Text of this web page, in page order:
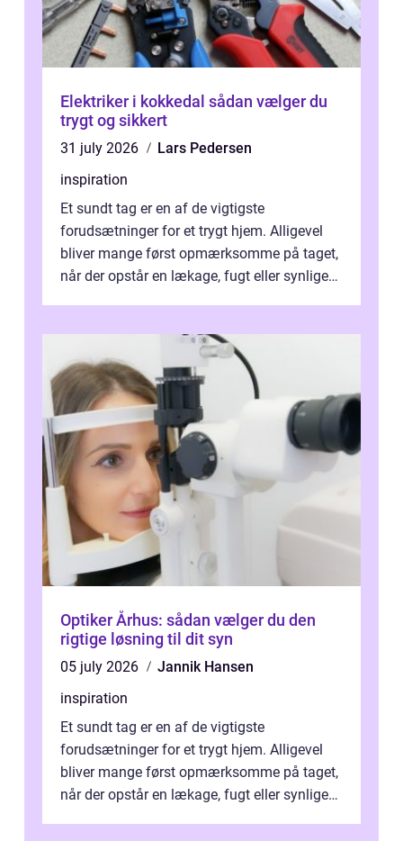
Elektriker i kokkedal sådan vælger du
trygt og sikkert
31 july 2026
Lars Pedersen
inspiration
Et sundt tag er en af de vigtigste
forudsætninger for et trygt hjem. Alligevel
bliver mange først opmærksomme på taget,
når der opstår en lækage, fugt eller synlige
Optiker Århus: sådan vælger du den
rigtige løsning til dit syn
05 july 2026
Jannik Hansen
inspiration
Et sundt tag er en af de vigtigste
forudsætninger for et trygt hjem. Alligevel
bliver mange først opmærksomme på taget,
når der opstår en lækage, fugt eller synlige